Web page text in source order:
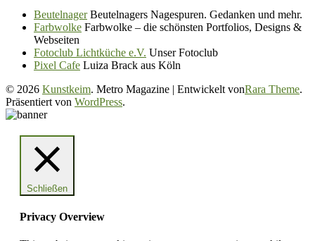
BeutelnagerBeutelnagers Nagespuren. Gedanken und mehr.
Farbwolke Farbwolke – die schönsten Portfolios, Designs &
Webseiten
Fotoclub Lichtküche e.V. Unser Fotoclub
Pixel Cafe Luiza Brack aus Köln
© 2026 Kunstkeim. Metro Magazine | Entwickelt vonRara Theme.
Präsentiert von WordPress.
Schließen
Privacy Overview